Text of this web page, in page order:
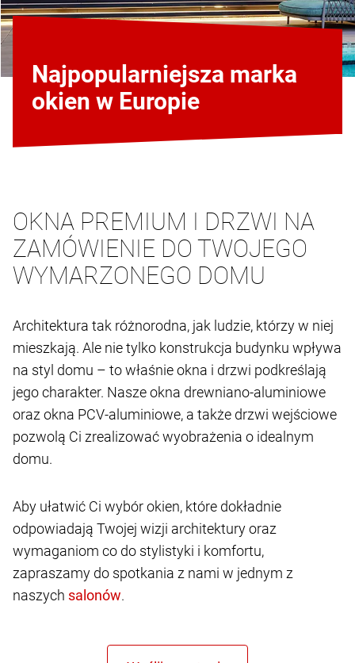
Najpopularniejsza marka
okien w Europie
OKNA PREMIUM I DRZWI NA
ZAMÓWIENIE DO TWOJEGO
WYMARZONEGO DOMU
Architektura tak różnorodna, jak ludzie, którzy w niej
mieszkają. Ale nie tylko konstrukcja budynku wpływa
na styl domu – to właśnie okna i drzwi podkreślają
jego charakter. Nasze okna drewniano-aluminiowe
oraz okna PCV-aluminiowe, a także drzwi wejściowe
pozwolą Ci zrealizować wyobrażenia o idealnym
domu.
Aby ułatwić Ci wybór okien, które dokładnie
odpowiadają Twojej wizji architektury oraz
wymaganiom co do stylistyki i komfortu,
zapraszamy do spotkania z nami w jednym z
naszych
.